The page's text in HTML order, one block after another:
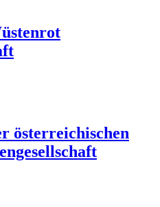
österreichischen